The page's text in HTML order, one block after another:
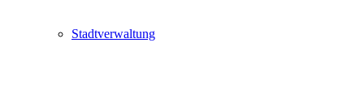
Stadtverwaltung